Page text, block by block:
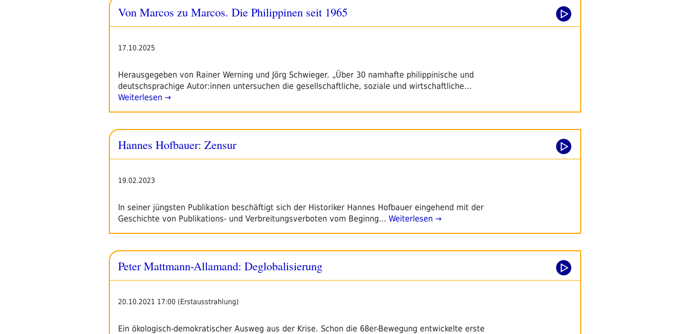
Von Marcos zu Marcos. Die Philippinen seit 1965
17.10.2025
Herausgegeben von Rainer Werning und Jörg Schwieger. „Über 30 namhafte philippinische und
deutschsprachige Autor:innen untersuchen die gesellschaftliche, soziale und wirtschaftliche…
Weiterlesen →
Hannes Hofbauer: Zensur
19.02.2023
In seiner jüngsten Publikation beschäftigt sich der Historiker Hannes Hofbauer eingehend mit der
Geschichte von Publikations- und Verbreitungsverboten vom Beginng… Weiterlesen →
Peter Mattmann-Allamand: Deglobalisierung
20.10.2021 17:00 (Erstausstrahlung)
Ein ökologisch-demokratischer Ausweg aus der Krise. Schon die 68er-Bewegung entwickelte erste